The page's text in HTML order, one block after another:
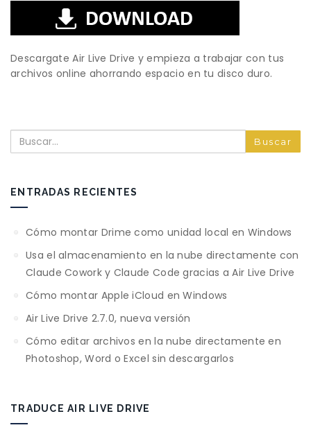
Descargate Air Live Drive y empieza a trabajar con tus
archivos online ahorrando espacio en tu disco duro.
Buscar
ENTRADAS RECIENTES
Cómo montar Drime como unidad local en Windows
Usa el almacenamiento en la nube directamente con
Claude Cowork y Claude Code gracias a Air Live Drive
Cómo montar Apple iCloud en Windows
Air Live Drive 2.7.0, nueva versión
Cómo editar archivos en la nube directamente en
Photoshop, Word o Excel sin descargarlos
TRADUCE AIR LIVE DRIVE